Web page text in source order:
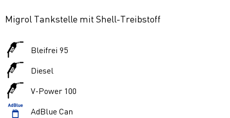
Migrol Tankstelle mit Shell-Treibstoff
Bleifrei 95
Diesel
V-Power 100
AdBlue Can